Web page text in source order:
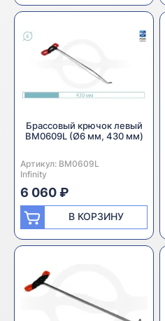
Брассовый крючок левый
BM0609L (Ø6 мм, 430 мм)
Артикул: BM0609L
Производитель:
Infinity
6 060 ₽
В КОРЗИНУ